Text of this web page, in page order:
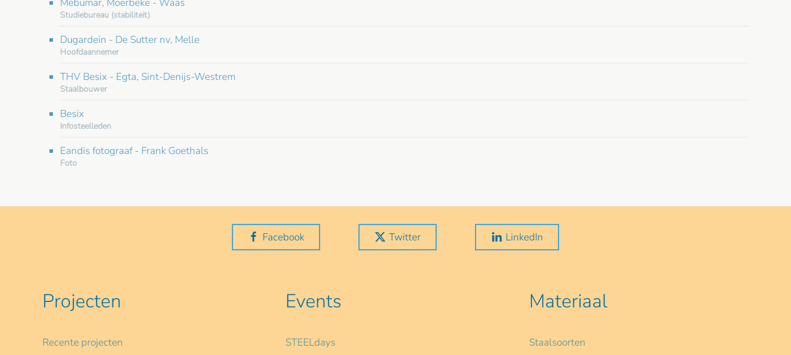
Studiebureau (stabiliteit)
Dugardein - De Sutter nv, Melle
Hoofdaannemer
THV Besix - Egta, Sint-Denijs-Westrem
Staalbouwer
Besix
Infosteelleden
Eandis fotograaf - Frank Goethals
Foto
Facebook Twitter LinkedIn
Projecten
Recente projecten
Events
STEELdays
Materiaal
Staalsoorten